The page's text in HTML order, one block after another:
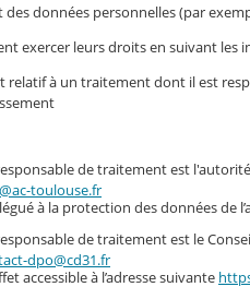
données personnelles (par
exercer leurs droits en suivant les
relatif à un traitement dont il est
de traitement est
toulouse.fr
à la protection des données de
de traitement est le
dpo@cd31.fr
accessible à l’adresse suivante